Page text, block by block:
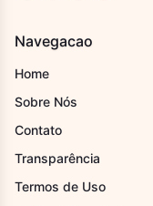
Navegacao
Home
Sobre Nós
Contato
Transparência
Termos de Uso